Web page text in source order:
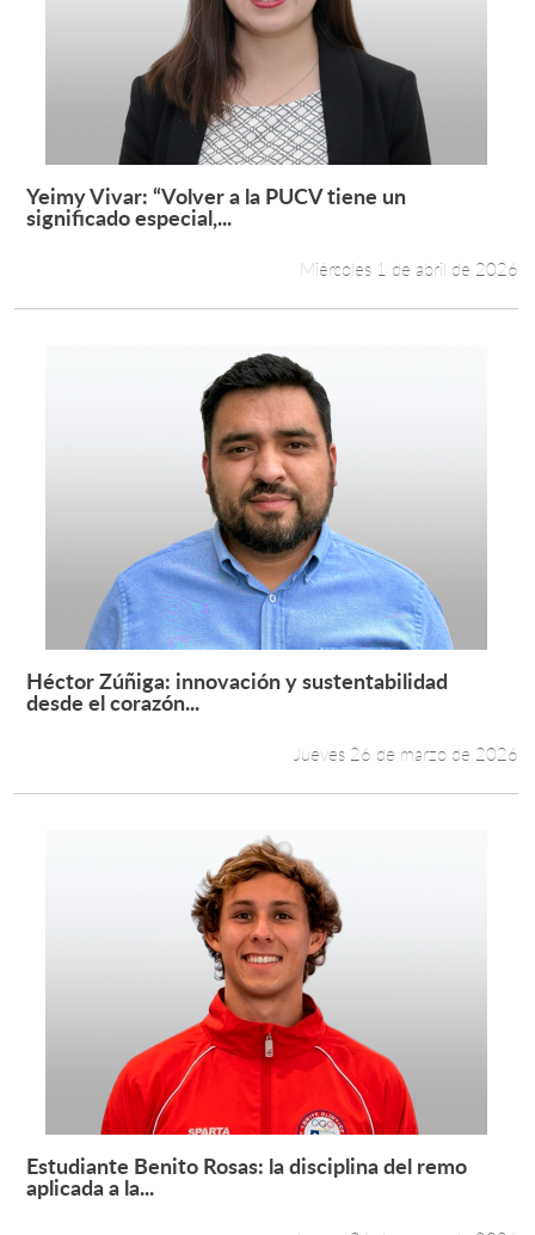
Leer más +
Yeimy Vivar: “Volver a la PUCV tiene un
significado especial,...
Miércoles 1 de abril de 2026
Leer más +
Héctor Zúñiga: innovación y sustentabilidad
desde el corazón...
Jueves 26 de marzo de 2026
Leer más +
Estudiante Benito Rosas: la disciplina del remo
aplicada a la...